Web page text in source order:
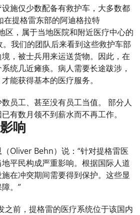
施仅少数配备有救护车，大多数都
在提格雷东部的阿迪格拉特
区，属于当地医院和附近医疗中心的
我们的团队后来看到这些救护车部
，被士兵用来运送货物。因此，在
统几近瘫痪。病人需要长途跋涉，
能获得基本的医疗服务。
员工、甚至没有员工当值。 部分人
有数月领不到薪水而不再工作。
响
Oliver Behn）说：“针对提格雷医
平民构成严重影响。根据国际人道
在冲突期间需要得到保护。这些显
。”
之前，提格雷的医疗系统位于该国内